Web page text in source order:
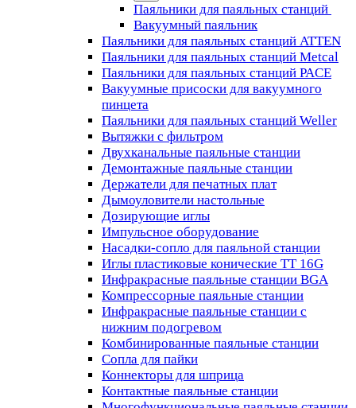
Паяльники для паяльных станций
Вакуумный паяльник
Паяльники для паяльных станций ATTEN
Паяльники для паяльных станций Metcal
Паяльники для паяльных станций PACE
Вакуумные присоски для вакуумного
пинцета
Паяльники для паяльных станций Weller
Вытяжки с фильтром
Двухканальные паяльные станции
Демонтажные паяльные станции
Держатели для печатных плат
Дымоуловители настольные
Дозирующие иглы
Импульсное оборудование
Насадки-сопло для паяльной станции
Иглы пластиковые конические TT 16G
Инфракрасные паяльные станции BGA
Компрессорные паяльные станции
Инфракрасные паяльные станции с
нижним подогревом
Комбинированные паяльные станции
Сопла для пайки
Коннекторы для шприца
Контактные паяльные станции